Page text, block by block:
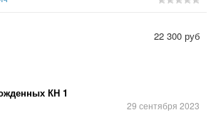
КН 1
29 сентября 2023
22 300 руб